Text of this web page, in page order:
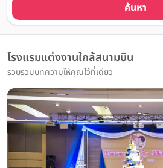
ค้นหา
โรงแรมแต่งงานใกล้สนามบิน
รวบรวมบทความให้คุณไว้ที่เดียว